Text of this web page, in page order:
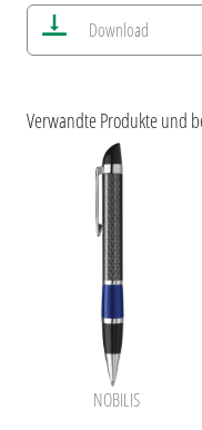
Alle Ansichten speichern
Aktuelles Bild speichern
Information
Download
Verwandte Produkte und
NOBILIS